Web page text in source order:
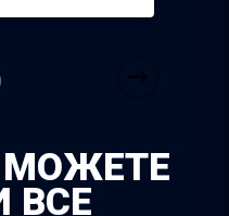
МОЖЕТЕ
ВСЕ